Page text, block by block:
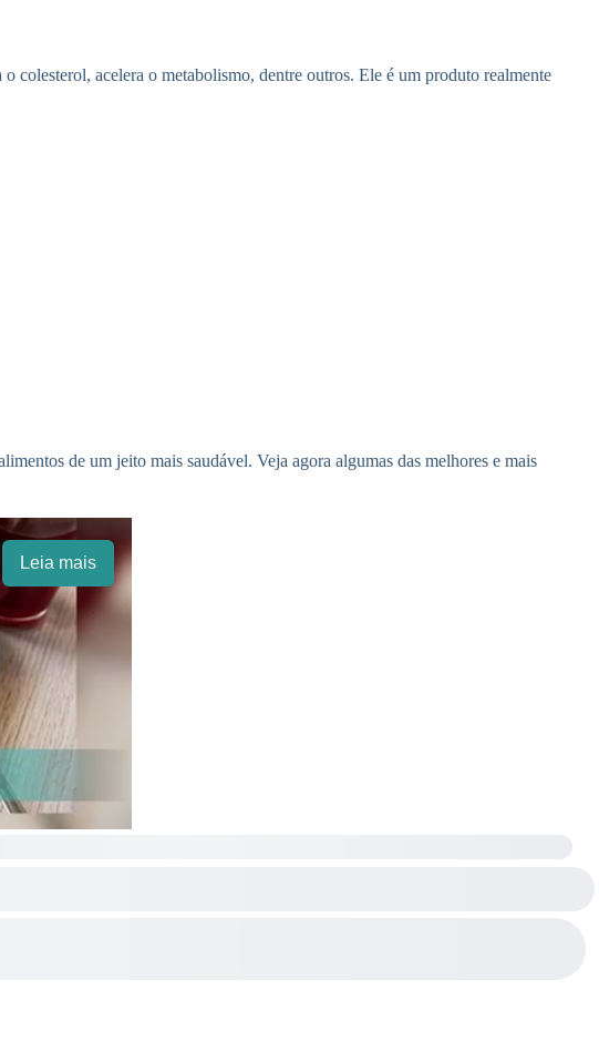
colesterol, acelera o metabolismo, dentre outros. Ele é um produto realmente
de um jeito mais saudável. Veja agora algumas das melhores e mais
Leia mais